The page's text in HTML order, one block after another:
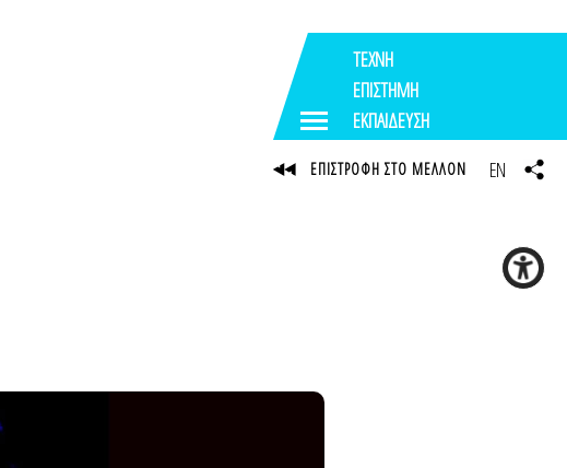
ΤΕΧΝΗ
ΕΠΙΣΤΗΜΗ
ΕΚΠΑΙΔΕΥΣΗ
ΕΠΙΣΤΡΟΦΗ ΣΤΟ ΜΕΛΛΟΝ EN